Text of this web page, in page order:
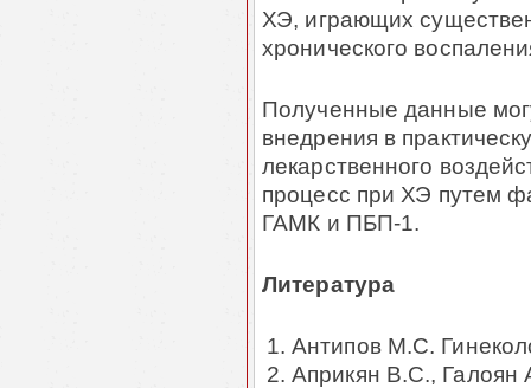
ХЭ, игра­ю­щих
хронического
Полученные данные
внедрения в
лекарствен­ного
процесс при ХЭ путем
ГАМК и ПБП-1.
Литература
Антипов М.С.
Априкян В.С., Галоян